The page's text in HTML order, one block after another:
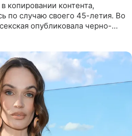
копировании контента,
по случаю своего 45-летия. Во
опубликовала черно-